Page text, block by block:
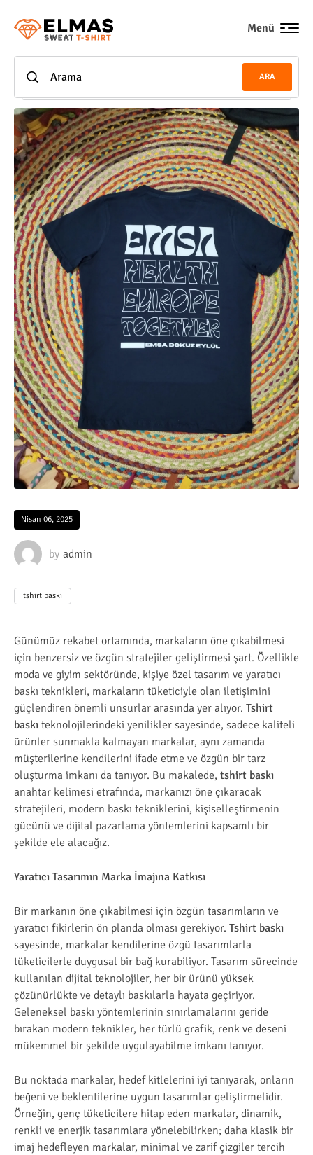
ARA
Menü
Nisan 06, 2025
by admin
tshirt baski
Günümüz rekabet ortamında, markaların öne çıkabilmesi
için benzersiz ve özgün stratejiler geliştirmesi şart. Özellikle
moda ve giyim sektöründe, kişiye özel tasarım ve yaratıcı
baskı teknikleri, markaların tüketiciyle olan iletişimini
güçlendiren önemli unsurlar arasında yer alıyor. Tshirt
baskı teknolojilerindeki yenilikler sayesinde, sadece kaliteli
ürünler sunmakla kalmayan markalar, aynı zamanda
müşterilerine kendilerini ifade etme ve özgün bir tarz
oluşturma imkanı da tanıyor. Bu makalede, tshirt baskı
anahtar kelimesi etrafında, markanızı öne çıkaracak
stratejileri, modern baskı tekniklerini, kişiselleştirmenin
gücünü ve dijital pazarlama yöntemlerini kapsamlı bir
şekilde ele alacağız.
Yaratıcı Tasarımın Marka İmajına Katkısı
Bir markanın öne çıkabilmesi için özgün tasarımların ve
yaratıcı fikirlerin ön planda olması gerekiyor. Tshirt baskı
sayesinde, markalar kendilerine özgü tasarımlarla
tüketicilerle duygusal bir bağ kurabiliyor. Tasarım sürecinde
kullanılan dijital teknolojiler, her bir ürünü yüksek
çözünürlükte ve detaylı baskılarla hayata geçiriyor.
Geleneksel baskı yöntemlerinin sınırlamalarını geride
bırakan modern teknikler, her türlü grafik, renk ve deseni
mükemmel bir şekilde uygulayabilme imkanı tanıyor.
Bu noktada markalar, hedef kitlelerini iyi tanıyarak, onların
beğeni ve beklentilerine uygun tasarımlar geliştirmelidir.
Örneğin, genç tüketicilere hitap eden markalar, dinamik,
renkli ve enerjik tasarımlara yönelebilirken; daha klasik bir
imaj hedefleyen markalar, minimal ve zarif çizgiler tercih